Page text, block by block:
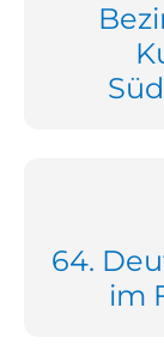
64.
im